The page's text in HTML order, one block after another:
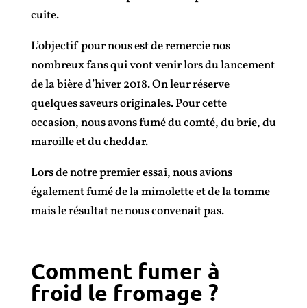
cuite.
L’objectif pour nous est de remercie nos
nombreux fans qui vont venir lors du lancement
de la bière d’hiver 2018. On leur réserve
quelques saveurs originales. Pour cette
occasion, nous avons fumé du comté, du brie, du
maroille et du cheddar.
Lors de notre premier essai, nous avions
également fumé de la mimolette et de la tomme
mais le résultat ne nous convenait pas.
Comment fumer à
froid le fromage ?